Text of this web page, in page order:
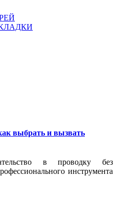
выбрать и вызвать
в проводку без
инструмента